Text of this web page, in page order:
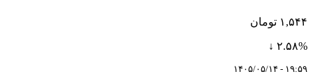
۱,۵۴۴ تومان
۲.۵۸% ↓
۱۹:۵۹ - ۱۴۰۵/۰۵/۱۴